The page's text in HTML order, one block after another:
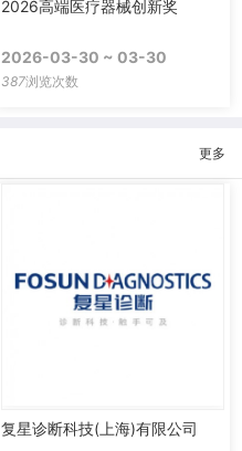
2026高端医疗器械创新奖
2026-03-30 ~ 03-30
387浏览次数
更多
复星诊断科技(上海)有限公司